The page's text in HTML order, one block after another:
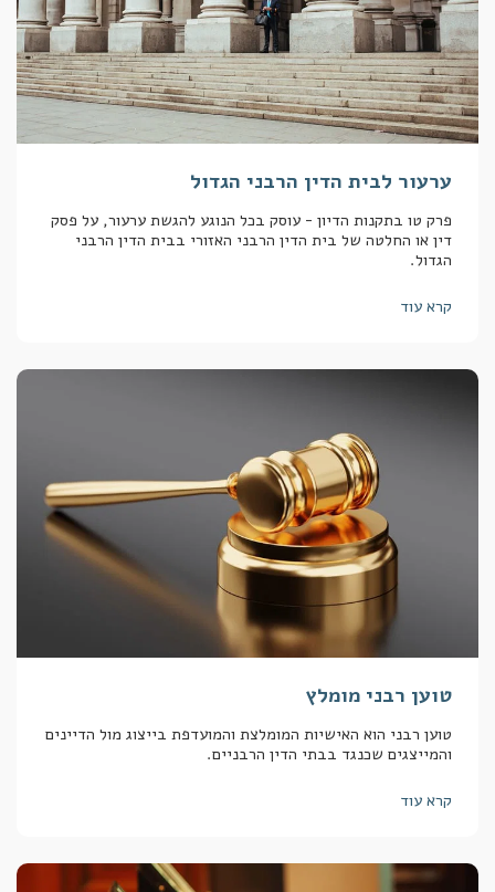
ערעור לבית הדין הרבני הגדול
פרק טו בתקנות הדיון - עוסק בכל הנוגע להגשת ערעור, על פסק
דין או החלטה של בית הדין הרבני האזורי בבית הדין הרבני
הגדול.
קרא עוד
טוען רבני מומלץ
טוען רבני הוא האישיות המומלצת והמועדפת בייצוג מול הדיינים
והמייצגים שכנגד בבתי הדין הרבניים.
קרא עוד